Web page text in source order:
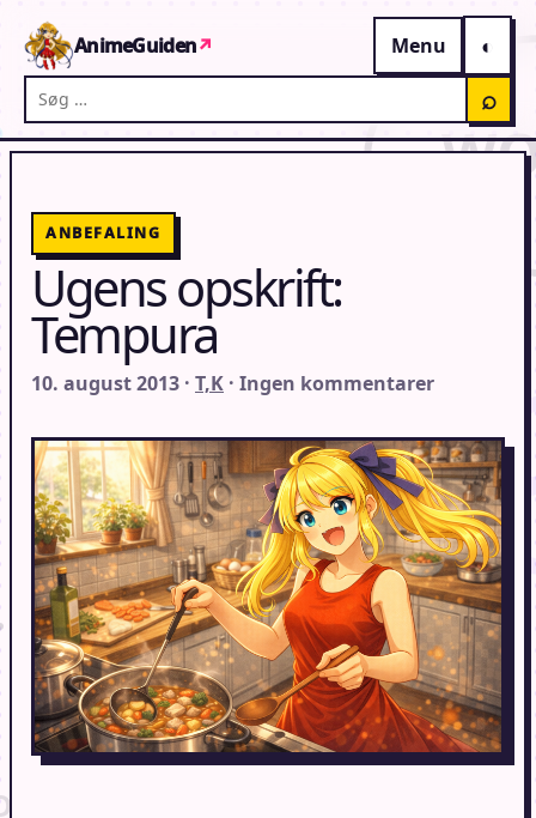
AnimeGuiden↗
Menu
Søg på AnimeGuiden
⌕
ANBEFALING
Ugens opskrift:
Tempura
10. august 2013 · T,K · Ingen kommentarer